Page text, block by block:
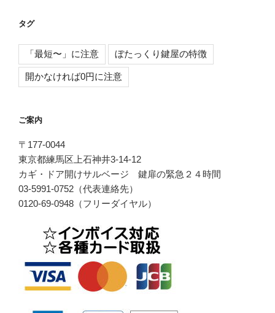
り
タグ
「最短〜」に注意 ぼたっくり鍵屋の特徴
開かなければ0円に注意
ご案内
〒177-0044
東京都練馬区上石神井3-14-12
カギ・ドア開けサルベージ 鍵扉の緊急２４時間
03-5991-0752（代表連絡先）
0120-69-0948（フリーダイヤル）